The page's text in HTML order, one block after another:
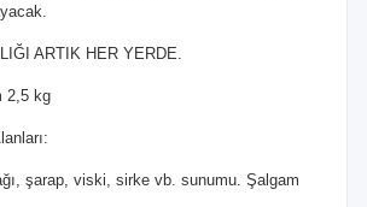
ARTIK HER YERDE.
2,5 kg
şarap, viski, sirke vb. sunumu. Şalgam